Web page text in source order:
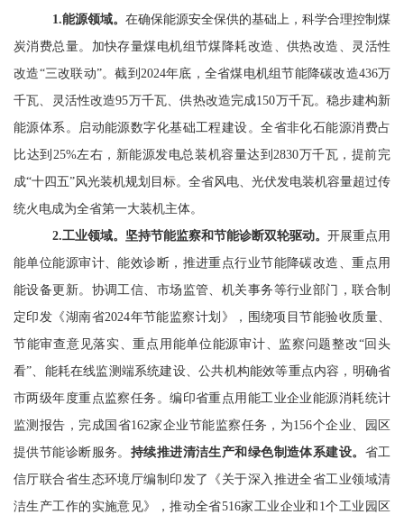
1.能源领域。 在确保能源安全保供的基础上，科学合理控制煤
炭消费总量。加快存量煤电机组节煤降耗改造、供热改造、灵活性
改造“三改联动”。截到 2024年底，全省煤电机组节能降碳改造436万
千瓦、灵活性改造95万千瓦、供热改造完成150万千瓦。稳步建构新
能源体系。启动能源数字化基础工程建设。全省非化石能源消费占
比达到 25%左右，新能源发电总装机容量达到 2830万千瓦，提前完
成“十四五”风光装机规划目标。全省风电、光伏发电装机容量超过传
统火电成为全省第一大装机主体。
2.工业领域。 坚持节能监察和节能诊断双轮驱动。 开展重点用
能单位能源审计、能效诊断，推进重点行业节能降碳改造、重点用
能设备更新。协调工信、市场监管、机关事务等行业部门，联合制
定印发《湖南省2024年节能监察计划》，围绕项目节能验收质量、
节能审查意见落实、重点用能单位能源审计、监察问题整改“回头
看”、能耗在线监测端系统建设、公共机构能效等重点内容，明确省
市两级年度重点监察任务。编印省重点用能工业企业能源消耗统计
监测报告，完成国省162家企业节能监察任务，为156个企业、园区
提供节能诊断服务。 持续推进清洁生产和绿色制造体系建设。 省工
信厅联合省生态环境厅编制印发了《关于深入推进全省工业领域清
洁生产工作的实施意见》，推动全省516家工业企业和 1个工业园区